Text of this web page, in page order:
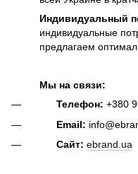
Индивидуальный
индивидуальные
предлагаем
Мы на связи:
Телефон: +380
Email:
Сайт: ebrand.ua